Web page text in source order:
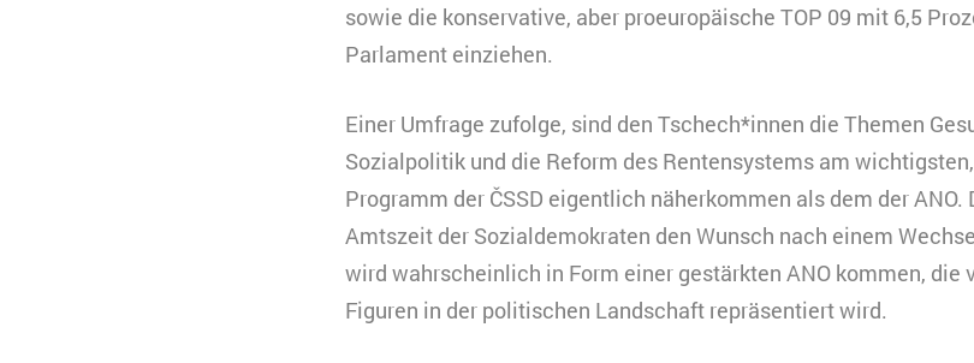
sowie die konservative, aber proeuropäische TOP 09 mit 6,5
Parlament einziehen.
Einer Umfrage zufolge, sind den Tschech*innen die Themen
Sozialpolitik und die Reform des Rentensystems am
Programm der ČSSD eigentlich näherkommen als dem der
Amtszeit der Sozialdemokraten den Wunsch nach einem
wird wahrscheinlich in Form einer gestärkten ANO kommen, die
Figuren in der politischen Landschaft repräsentiert wird.